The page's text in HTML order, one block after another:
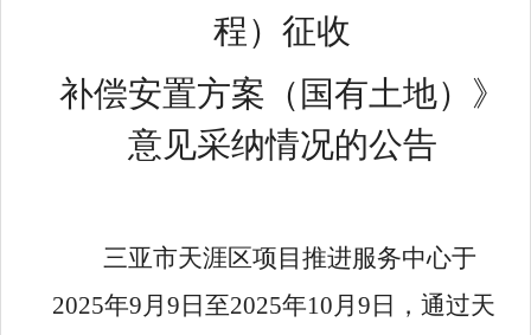
程）征收
补偿安置方案 （国有土地）》
意见采纳情况的公告
三亚市天涯区项目推进服务中心于
2025年9 月 9 日至2025年10 月 9 日，通过天